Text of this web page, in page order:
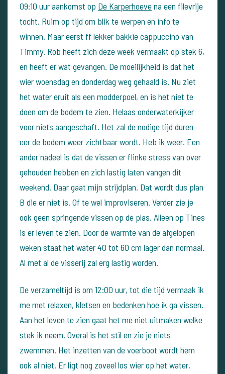
09:10 uur aankomst op De Karperhoevena een filevrije
tocht. Ruim op tijd om blik te werpen en info te
winnen. Maar eerst ff lekker bakkie cappuccino van
Timmy. Rob heeft zich deze week vermaakt op stek 6,
en heeft er wat gevangen. De moeilijkheid is dat het
wier woensdag en donderdag weg gehaald is. Nu ziet
het water eruit als een modderpoel, en is het niet te
doen om de bodem te zien. Helaas onderwaterkijker
voor niets aangeschaft. Het zal de nodige tijd duren
eer de bodem weer zichtbaar wordt. Heb ik weer. Een
ander nadeel is dat de vissen er flinke stress van over
gehouden hebben en zich lastig laten vangen dit
weekend. Daar gaat mijn strijdplan. Dat wordt dus plan
B die er niet is. Of te wel improviseren. Verder zie je
ook geen springende vissen op de plas. Alleen op Tines
is er leven te zien. Door de warmte van de afgelopen
weken staat het water 40 tot 60 cm lager dan normaal.
Al met al de visserij zal erg lastig worden.
De verzameltijd is om 12:00 uur, tot die tijd vermaak ik
me met relaxen, kletsen en bedenken hoe ik ga vissen.
Aan het leven te zien gaat het me niet uitmaken welke
stek ik neem. Overal is het stil en zie je niets
zwemmen. Het inzetten van de voerboot wordt hem
ook al niet. Er ligt nog zoveel los wier op het water,